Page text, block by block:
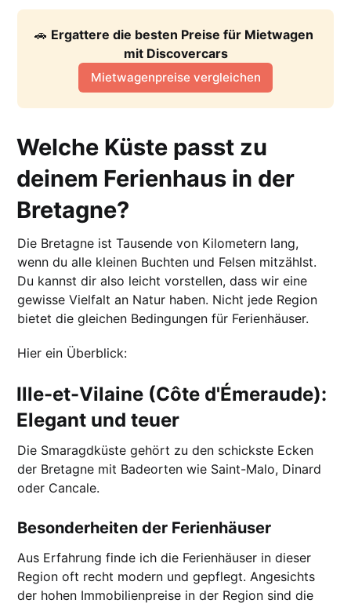
🚗 Ergattere die besten Preise für Mietwagen
mit Discovercars
Mietwagenpreise vergleichen
Welche Küste passt zu
deinem Ferienhaus in der
Bretagne?
Die Bretagne ist Tausende von Kilometern lang,
wenn du alle kleinen Buchten und Felsen mitzählst.
Du kannst dir also leicht vorstellen, dass wir eine
gewisse Vielfalt an Natur haben. Nicht jede Region
bietet die gleichen Bedingungen für Ferienhäuser.
Hier ein Überblick:
Ille-et-Vilaine (Côte d'Émeraude):
Elegant und teuer
Die Smaragdküste gehört zu den schickste Ecken
der Bretagne mit Badeorten wie Saint-Malo, Dinard
oder Cancale.
Besonderheiten der Ferienhäuser
Aus Erfahrung finde ich die Ferienhäuser in dieser
Region oft recht modern und gepflegt. Angesichts
der hohen Immobilienpreise in der Region sind die